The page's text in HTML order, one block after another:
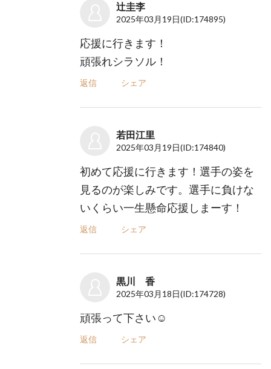
辻圭李
2025年03月19日(ID:174895)
応援に行きます！
頑張れシラソル！
返信 シェア
若田江里
2025年03月19日(ID:174840)
初めて応援に行きます！選手の姿を
見るのが楽しみです。選手に負けな
いくらい一生懸命応援しまーす！
返信 シェア
黒川 香
2025年03月18日(ID:174728)
頑張って下さい☺️
返信 シェア